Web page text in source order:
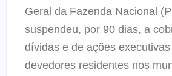
Geral da Fazenda Nacional
suspendeu, por 90 dias, a
dívidas e de ações
devedores residentes nos